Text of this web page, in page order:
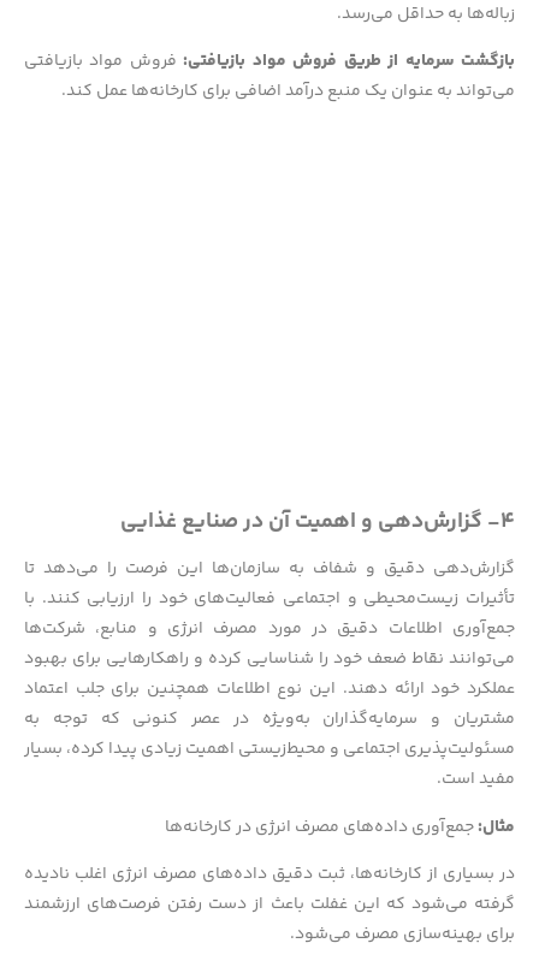
زباله‌ها به حداقل می‌رسد.
بازگشت سرمایه از طریق فروش مواد بازیافتی: فروش مواد بازیافتی
می‌تواند به عنوان یک منبع درآمد اضافی برای کارخانه‌ها عمل کند.
۴- گزارش‌دهی و اهمیت آن در صنایع غذایی
گزارش‌دهی دقیق و شفاف به سازمان‌ها این فرصت را می‌دهد تا
تأثیرات زیست‌محیطی و اجتماعی فعالیت‌های خود را ارزیابی کنند. با
جمع‌آوری اطلاعات دقیق در مورد مصرف انرژی و منابع، شرکت‌ها
می‌توانند نقاط ضعف خود را شناسایی کرده و راهکارهایی برای بهبود
عملکرد خود ارائه دهند. این نوع اطلاعات همچنین برای جلب اعتماد
مشتریان و سرمایه‌گذاران به‌ویژه در عصر کنونی که توجه به
مسئولیت‌پذیری اجتماعی و محیط‌زیستی اهمیت زیادی پیدا کرده، بسیار
مفید است.
مثال:جمع‌آوری داده‌های مصرف انرژی در کارخانه‌ها
در بسیاری از کارخانه‌ها، ثبت دقیق داده‌های مصرف انرژی اغلب نادیده
گرفته می‌شود که این غفلت باعث از دست رفتن فرصت‌های ارزشمند
برای بهینه‌سازی مصرف می‌شود.